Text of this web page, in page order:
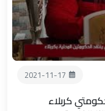
2021-11-17
كربلاء